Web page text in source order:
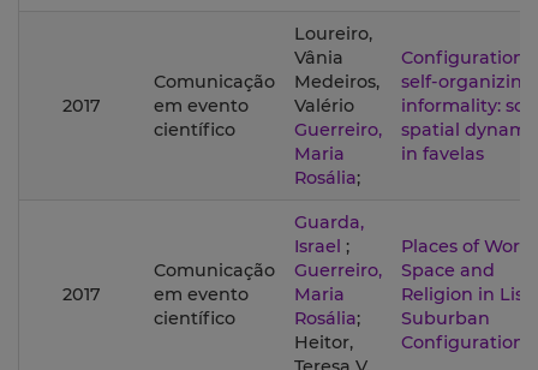
2017
Comunicação
em evento
científico
Loureiro,
Vânia
Medeiros,
Valério
Guerreiro,
Maria
Rosália;
Configuration
self-organizing
informality:
spatial
in favelas
2017
Comunicação
em evento
científico
Guarda,
Israel ;
Guerreiro,
Maria
Rosália;
Heitor,
Places of
Space and
Religion in
Suburban
Configuration